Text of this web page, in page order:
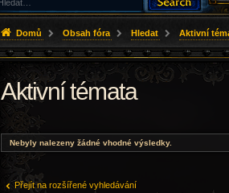
Domů Obsah fóra Hledat Aktivní
Aktivní témata
Nebyly nalezeny žádné vhodné výsledky.
Přejít na rozšířené vyhledávání